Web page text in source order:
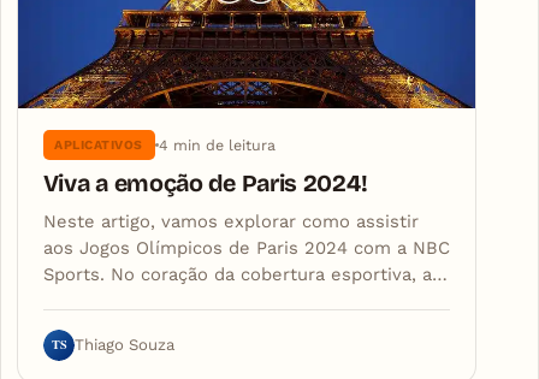
APLICATIVOS 4 min de leitura
Viva a emoção de Paris 2024!
Neste artigo, vamos explorar como assistir
aos Jogos Olímpicos de Paris 2024 com a NBC
Sports. No coração da cobertura esportiva, a…
TS Thiago Souza